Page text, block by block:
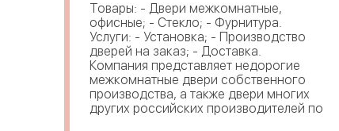
Товары: - Двери межкомнатные,
офисные; - Стекло; - Фурнитура.
Услуги: - Установка; - Производство
дверей на заказ; - Доставка.
Компания представляет недорогие
межкомнатные двери собственного
производства, а также двери многих
других российских производителей по